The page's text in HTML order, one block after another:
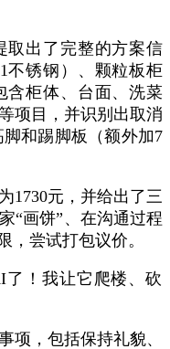
取出了完整的方案信
不锈钢）、颗粒板柜
含柜体、台面、洗菜
项目，并识别出取消
和踢脚板（额外加7
1730元，并给出了三
“画饼”、在沟通过程
，尝试打包议价。
项，包括保持礼貌、